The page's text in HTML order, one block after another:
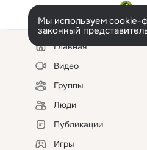
Мы используем cookie-
законный
Левая
колонкаГлавная
Видео
Группы
Люди
Публикации
Игры